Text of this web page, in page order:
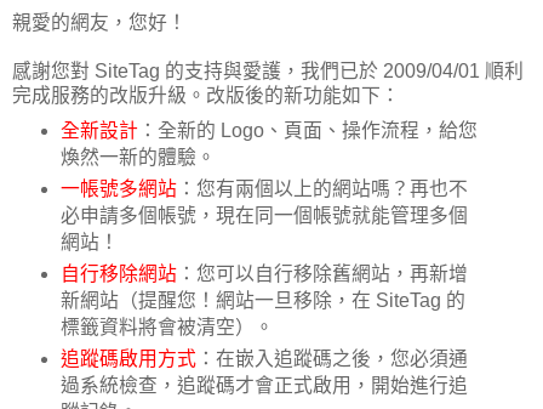
親愛的網友，您好！
感謝您對 SiteTag 的支持與愛護，我們已於 2009/04/01 順利
完成服務的改版升級。改版後的新功能如下：
全新設計：全新的 Logo、頁面、操作流程，給您
煥然一新的體驗。
一帳號多網站：您有兩個以上的網站嗎？再也不
必申請多個帳號，現在同一個帳號就能管理多個
網站！
自行移除網站：您可以自行移除舊網站，再新增
新網站（提醒您！網站一旦移除，在 SiteTag 的
標籤資料將會被清空）。
追蹤碼啟用方式：在嵌入追蹤碼之後，您必須通
過系統檢查，追蹤碼才會正式啟用，開始進行追